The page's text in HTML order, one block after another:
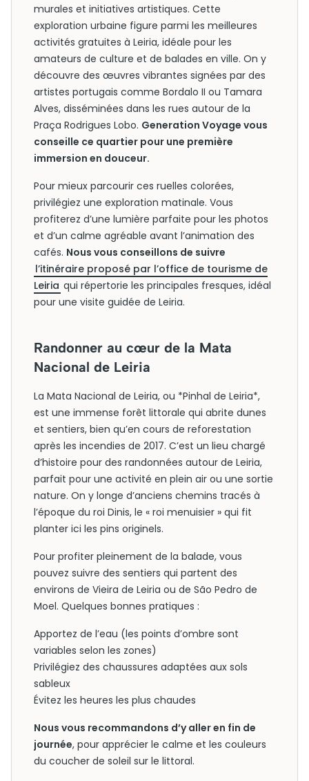
murales et initiatives artistiques. Cette
exploration urbaine figure parmi les meilleures
activités gratuites à Leiria, idéale pour les
amateurs de culture et de balades en ville. On y
découvre des œuvres vibrantes signées par des
artistes portugais comme Bordalo II ou Tamara
Alves, disséminées dans les rues autour de la
Praça Rodrigues Lobo. Generation Voyage vous
conseille ce quartier pour une première
immersion en douceur.
Pour mieux parcourir ces ruelles colorées,
privilégiez une exploration matinale. Vous
profiterez d’une lumière parfaite pour les photos
et d’un calme agréable avant l’animation des
cafés. Nous vous conseillons de suivre
l’itinéraire proposé par l’office de tourisme de
Leiria qui répertorie les principales fresques, idéal
pour une visite guidée de Leiria.
Randonner au cœur de la Mata
Nacional de Leiria
La Mata Nacional de Leiria, ou *Pinhal de Leiria*,
est une immense forêt littorale qui abrite dunes
et sentiers, bien qu’en cours de reforestation
après les incendies de 2017. C’est un lieu chargé
d’histoire pour des randonnées autour de Leiria,
parfait pour une activité en plein air ou une sortie
nature. On y longe d’anciens chemins tracés à
l’époque du roi Dinis, le « roi menuisier » qui fit
planter ici les pins originels.
Pour profiter pleinement de la balade, vous
pouvez suivre des sentiers qui partent des
environs de Vieira de Leiria ou de São Pedro de
Moel. Quelques bonnes pratiques :
Apportez de l’eau (les points d’ombre sont
variables selon les zones)
Privilégiez des chaussures adaptées aux sols
sableux
Évitez les heures les plus chaudes
Nous vous recommandons d’y aller en fin de
journée, pour apprécier le calme et les couleurs
du coucher de soleil sur le littoral.